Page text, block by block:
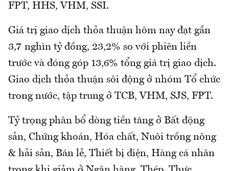
FPT, HHS, VHM, SSI.
Giá trị giao dịch thỏa thuận hôm nay đạt gần
3,7 nghìn tỷ đồng, 23,2% so với phiên liền
trước và đóng góp 13,6% tổng giá trị giao dịch.
Giao dịch thỏa thuận sôi động ở nhóm Tổ chức
trong nước, tập trung ở TCB, VHM, SJS, FPT.
Tỷ trọng phân bổ dòng tiền tăng ở Bất động
sản, Chứng khoán, Hóa chất, Nuôi trồng nông
& hải sản, Bán lẻ, Thiết bị điện, Hàng cá nhân